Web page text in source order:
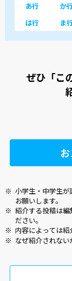
あ行 か
は行
ま
ぜひ「こ
※ 小学生・中学生
お願いします。
※ 紹介する投稿は編
ださい。
※ 内容によっては紹
※ なぜ紹介されない